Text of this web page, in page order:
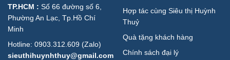
TP.HCM : Số 66 đường số 6,
Phường An Lạc, Tp.Hồ Chí
Minh
Hotline: 0903.312.609 (Zalo)
sieuthihuynhthuy@gmail.com
Hợp tác cùng Siêu thị Huỳnh
Thuỷ
Quà tặng khách hàng
Chính sách đại lý